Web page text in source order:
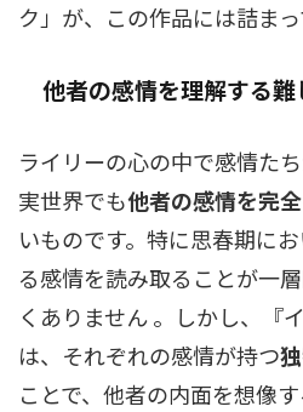
ク」が、この作品には詰まっ
他者の感情を理解する
ライリーの心の中で感情た
実世界でも他者の感情を完
いものです。特に思春期に
る感情を読み取ることが一
くありません 。しかし、『
は、それぞれの感情が持つ
ことで、他者の内面を想像